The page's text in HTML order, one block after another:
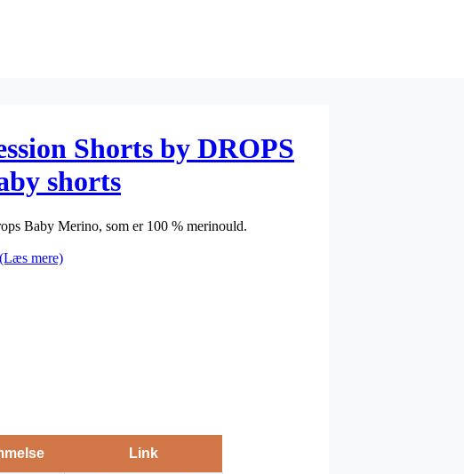
Shorts by DROPS
shorts
Baby Merino, som er 100 % merinould.
(Læs mere)
Link